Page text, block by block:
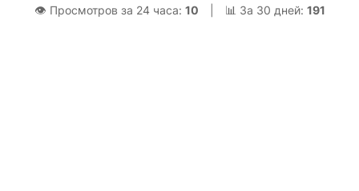
👁 Просмотров за 24 часа: 10 📊 За 30 дней: 191